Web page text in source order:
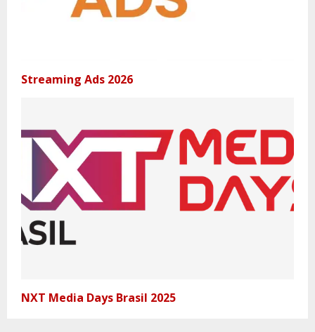
Streaming Ads 2026
NXT Media Days Brasil 2025